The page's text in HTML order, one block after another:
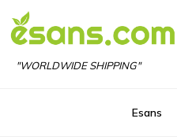
"WORLDWIDE SHIPPING"
Esans